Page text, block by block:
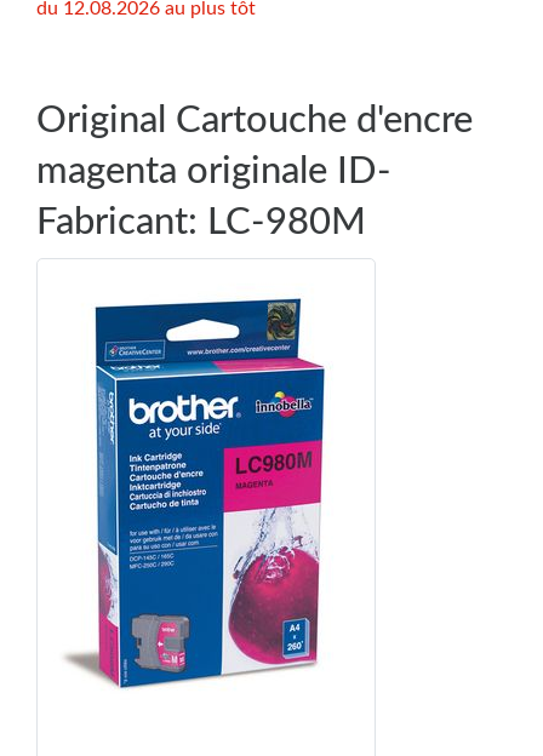
du 12.08.2026 au plus tôt
Original Cartouche d'encre
magenta originale ID-
Fabricant: LC-980M